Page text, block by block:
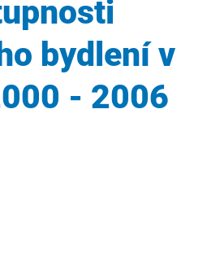
bydlení v
- 2006